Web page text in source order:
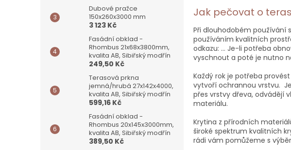
Dubové pražce
150x260x3000 mm
3 123 Kč
Fasádní obklad -
Rhombus 21x68x3800mm,
kvalita AB, Sibiřský modřín
249,50 Kč
Terasová prkna
jemná/hrubá 27x142x4000,
kvalita AB, Sibiřský modřín
599,16 Kč
Fasádní obklad -
Rhombus 20x145x3000mm,
kvalita AB, Sibiřský modřín
389,50 Kč
Jak pečovat o
Při dlouhodobém používání
používáním kvalitních
odkazu: … Je-li potřeba
vyschnout a poté je nutno
Každý rok je potřeba
vytvoří ochrannou vrstvu.
přes vrstvy dřeva, odvádějí
materiálu.
Krytina z přírodních
široké spektrum kvalitních
rádi vám pomůžeme s